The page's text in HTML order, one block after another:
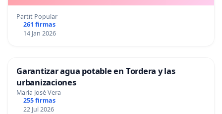
Partit Popular
261 firmas
14 Jan 2026
Garantizar agua potable en Tordera y las
urbanizaciones
María José Vera
255 firmas
22 Jul 2026